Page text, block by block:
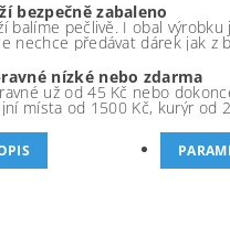
bezpečně zabaleno
balíme pečlivě. I obal
nechce předávat dárek jak z
nízké nebo zdarma
už od 45 Kč nebo
místa od 1500 Kč, kurýr od